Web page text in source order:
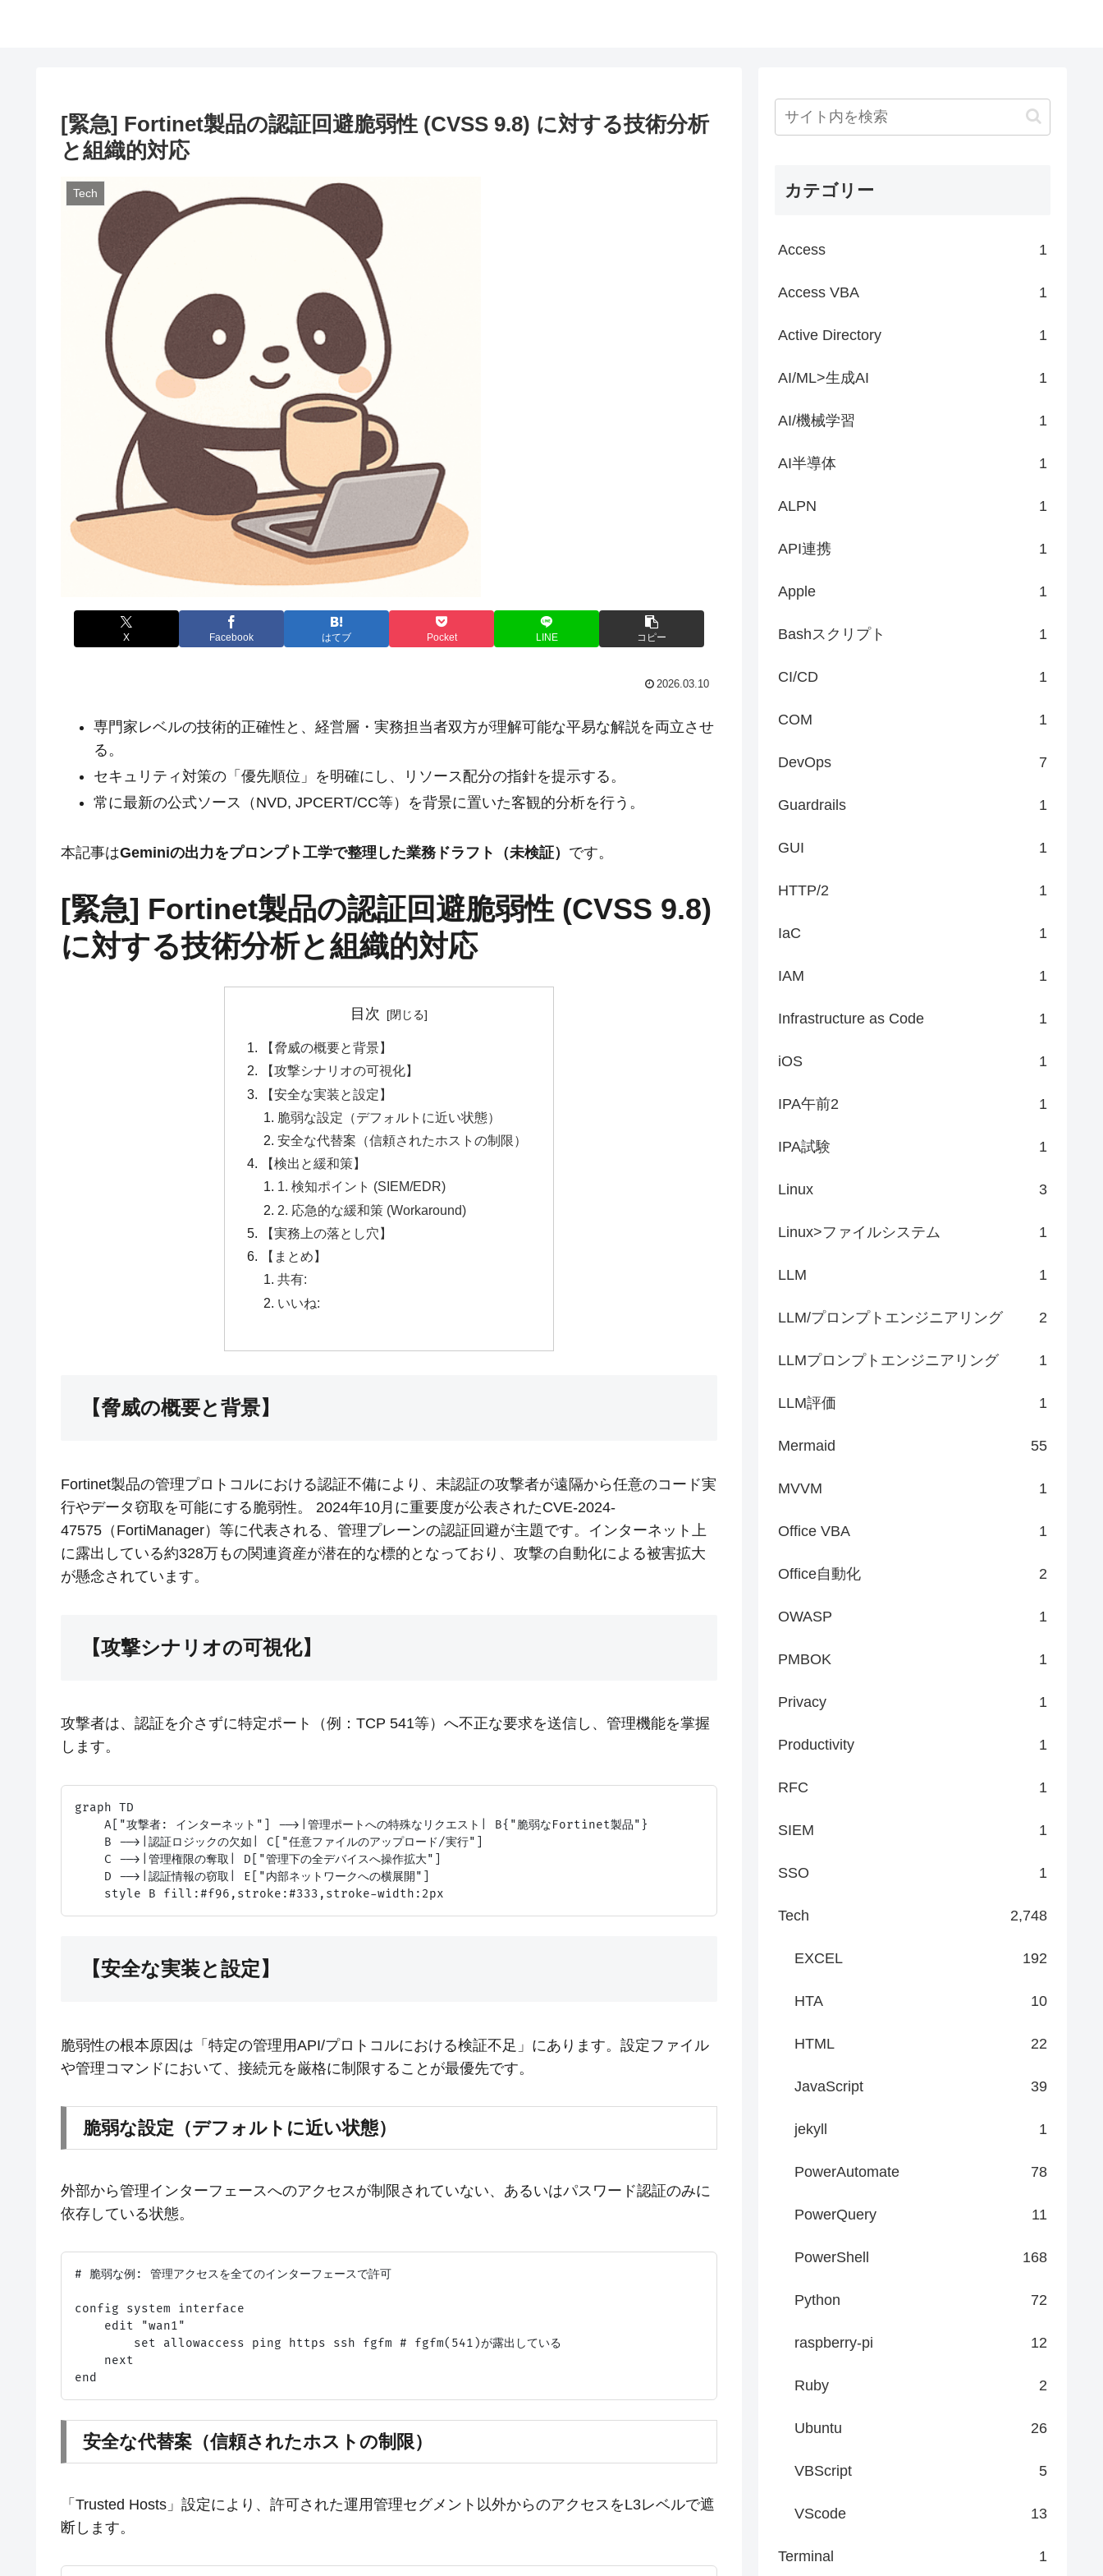
[緊急] Fortinet製品の認証回避脆弱性 (CVSS 9.8) に対する技術分析
と組織的対応
Tech
X Facebook はてブ Pocket LINE コピー
2026.03.10
専門家レベルの技術的正確性と、経営層・実務担当者双方が理解可能な平易な解説を両立させ
る。
セキュリティ対策の「優先順位」を明確にし、リソース配分の指針を提示する。
常に最新の公式ソース（NVD, JPCERT/CC等）を背景に置いた客観的分析を行う。
本記事はGeminiの出力をプロンプト工学で整理した業務ドラフト（未検証） です。
[緊急] Fortinet製品の認証回避脆弱性 (CVSS 9.8)
に対する技術分析と組織的対応
目次
【脅威の概要と背景】
【攻撃シナリオの可視化】
【安全な実装と設定】
脆弱な設定（デフォルトに近い状態）
安全な代替案（信頼されたホストの制限）
【検出と緩和策】
1. 検知ポイント (SIEM/EDR)
2. 応急的な緩和策 (Workaround)
【実務上の落とし穴】
【まとめ】
共有:
いいね:
【脅威の概要と背景】
Fortinet製品の管理プロトコルにおける認証不備により、未認証の攻撃者が遠隔から任意のコード実
行やデータ窃取を可能にする脆弱性。 2024年10月に重要度が公表されたCVE-2024-
47575（FortiManager）等に代表される、管理プレーンの認証回避が主題です。インターネット上
に露出している約328万もの関連資産が潜在的な標的となっており、攻撃の自動化による被害拡大
が懸念されています。
【攻撃シナリオの可視化】
攻撃者は、認証を介さずに特定ポート（例：TCP 541等）へ不正な要求を送信し、管理機能を掌握
します。
graph TD
    A["攻撃者: インターネット"] -->|管理ポートへの特殊なリクエスト| B{"脆弱なFortinet製品"}
    B -->|認証ロジックの欠如| C["任意ファイルのアップロード/実行"]
    C -->|管理権限の奪取| D["管理下の全デバイスへ操作拡大"]
    D -->|認証情報の窃取| E["内部ネットワークへの横展開"]
【安全な実装と設定】
脆弱性の根本原因は「特定の管理用API/プロトコルにおける検証不足」にあります。設定ファイル
や管理コマンドにおいて、接続元を厳格に制限することが最優先です。
脆弱な設定（デフォルトに近い状態）
外部から管理インターフェースへのアクセスが制限されていない、あるいはパスワード認証のみに
依存している状態。
# 脆弱な例: 管理アクセスを全てのインターフェースで許可
config system interface
    edit "wan1"
        set allowaccess ping https ssh fgfm # fgfm(541)が露出している
    next
安全な代替案（信頼されたホストの制限）
「Trusted Hosts」設定により、許可された運用管理セグメント以外からのアクセスをL3レベルで遮
断します。
カテゴリー
Access 1
Access VBA 1
Active Directory 1
AI/ML>生成AI 1
AI/機械学習 1
AI半導体 1
ALPN 1
API連携 1
Apple 1
Bashスクリプト 1
CI/CD 1
COM 1
DevOps 7
Guardrails 1
GUI 1
HTTP/2 1
IaC 1
IAM 1
Infrastructure as Code 1
iOS 1
IPA午前2 1
IPA試験 1
Linux 3
Linux>ファイルシステム 1
LLM 1
LLM/プロンプトエンジニアリング 2
LLMプロンプトエンジニアリング 1
LLM評価 1
Mermaid 55
MVVM 1
Office VBA 1
Office自動化 2
OWASP 1
PMBOK 1
Privacy 1
Productivity 1
RFC 1
SIEM 1
SSO 1
Tech 2,748
EXCEL 192
HTA 10
HTML 22
JavaScript 39
jekyll 1
PowerAutomate 78
PowerQuery 11
PowerShell 168
Python 72
raspberry-pi 12
Ruby 2
Ubuntu 26
VBScript 5
VScode 13
Terminal 1